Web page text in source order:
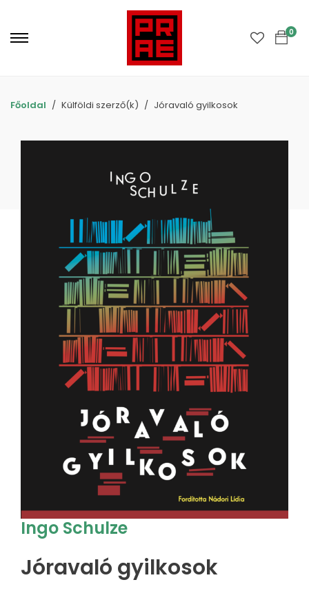
0
Főoldal Külföldi szerző(k) Jóravaló gyilkosok
Ingo Schulze
Jóravaló gyilkosok